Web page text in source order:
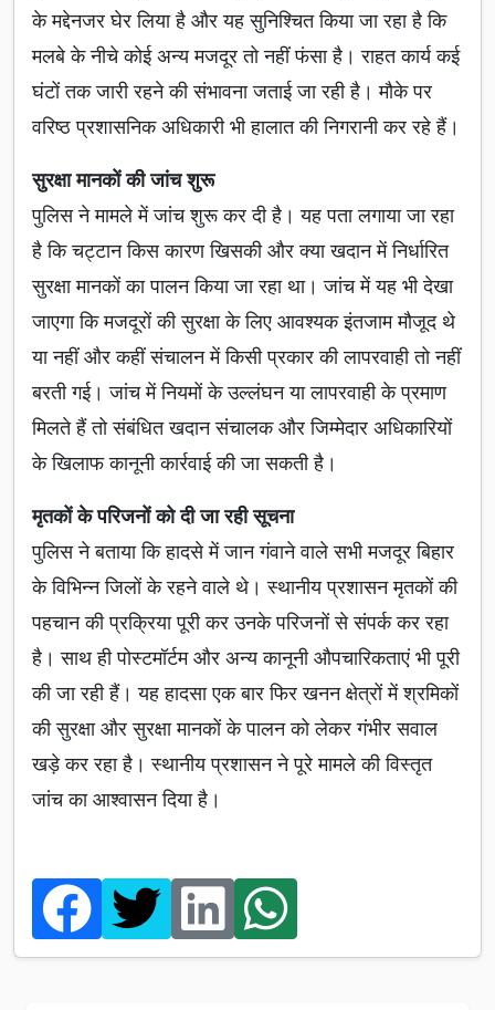
के मद्देनजर घेर लिया है और यह सुनिश्चित किया जा रहा है कि
मलबे के नीचे कोई अन्य मजदूर तो नहीं फंसा है। राहत कार्य कई
घंटों तक जारी रहने की संभावना जताई जा रही है। मौके पर
वरिष्ठ प्रशासनिक अधिकारी भी हालात की निगरानी कर रहे हैं।
सुरक्षा मानकों की जांच शुरू
पुलिस ने मामले में जांच शुरू कर दी है। यह पता लगाया जा रहा
है कि चट्टान किस कारण खिसकी और क्या खदान में निर्धारित
सुरक्षा मानकों का पालन किया जा रहा था। जांच में यह भी देखा
जाएगा कि मजदूरों की सुरक्षा के लिए आवश्यक इंतजाम मौजूद थे
या नहीं और कहीं संचालन में किसी प्रकार की लापरवाही तो नहीं
बरती गई। जांच में नियमों के उल्लंघन या लापरवाही के प्रमाण
मिलते हैं तो संबंधित खदान संचालक और जिम्मेदार अधिकारियों
के खिलाफ कानूनी कार्रवाई की जा सकती है।
मृतकों के परिजनों को दी जा रही सूचना
पुलिस ने बताया कि हादसे में जान गंवाने वाले सभी मजदूर बिहार
के विभिन्न जिलों के रहने वाले थे। स्थानीय प्रशासन मृतकों की
पहचान की प्रक्रिया पूरी कर उनके परिजनों से संपर्क कर रहा
है। साथ ही पोस्टमॉर्टम और अन्य कानूनी औपचारिकताएं भी पूरी
की जा रही हैं। यह हादसा एक बार फिर खनन क्षेत्रों में श्रमिकों
की सुरक्षा और सुरक्षा मानकों के पालन को लेकर गंभीर सवाल
खड़े कर रहा है। स्थानीय प्रशासन ने पूरे मामले की विस्तृत
जांच का आश्वासन दिया है।